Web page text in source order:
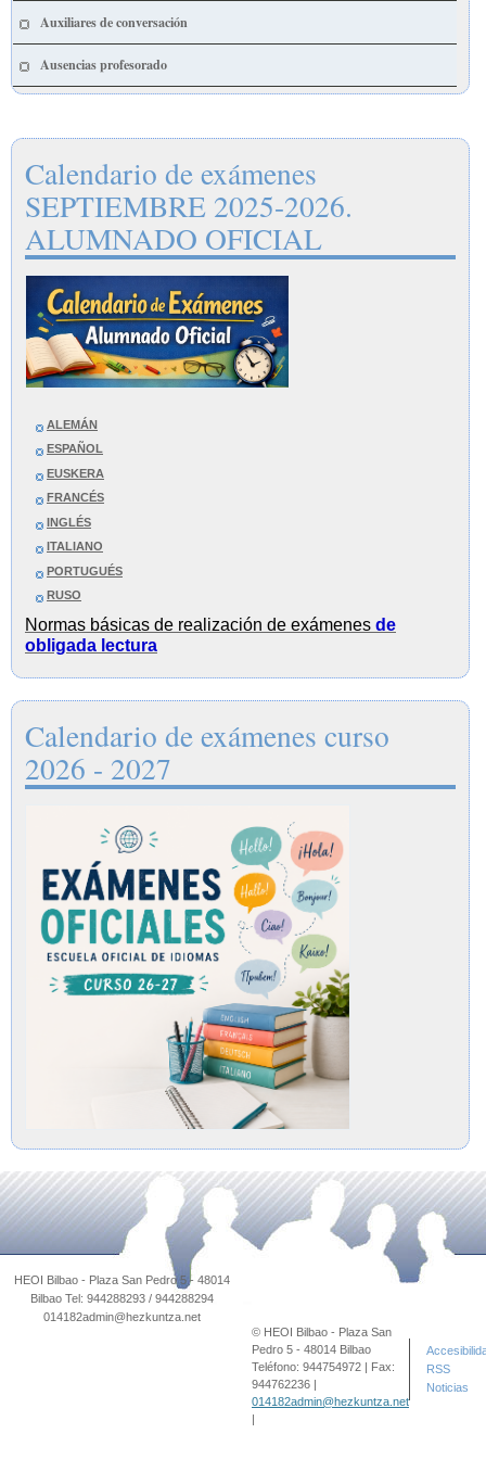
Auxiliares de conversación
Ausencias profesorado
Calendario de exámenes
SEPTIEMBRE 2025-2026.
ALUMNADO OFICIAL
ALEMÁN
ESPAÑOL
EUSKERA
FRANCÉS
INGLÉS
ITALIANO
PORTUGUÉS
RUSO
Normas básicas de realización de exámenes de
obligada lectura
Calendario de exámenes curso
2026 - 2027
© HEOI Bilbao - Plaza San
Pedro 5 - 48014 Bilbao
Teléfono: 944754972 | Fax:
944762236 |
014182admin@hezkuntza.net
|
RSS
Noticias